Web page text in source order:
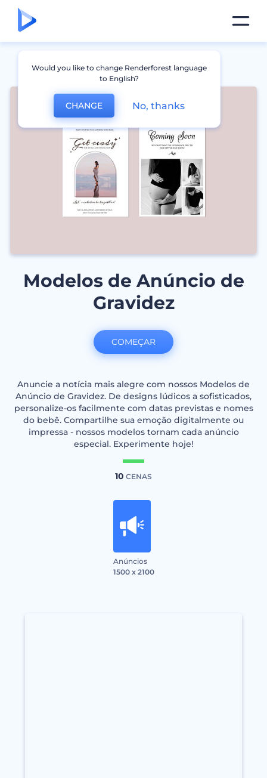
Modelos de Anúncio de
Gravidez
Anuncie a notícia mais alegre com nossos Modelos de
Anúncio de Gravidez. De designs lúdicos a sofisticados,
personalize-os facilmente com datas previstas e nomes
do bebê. Compartilhe sua emoção digitalmente ou
impressa - nossos modelos tornam cada anúncio
especial. Experimente hoje!
10 CENAS
Anúncios
1500 x 2100
COMEÇAR
Would you like to change Renderforest language
to English?
CHANGE No, thanks